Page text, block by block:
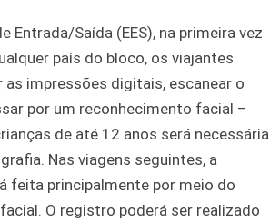
Entrada/Saída (EES), na primeira vez
país do bloco, os viajantes
as impressões digitais, escanear o
por um reconhecimento facial –
de até 12 anos será necessária
Nas viagens seguintes, a
feita principalmente por meio do
O registro poderá ser realizado